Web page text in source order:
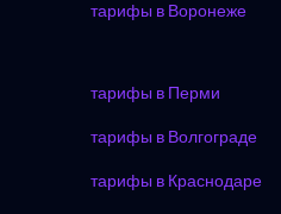
тарифы в Воронеже
тарифы в Перми
тарифы в Волгограде
тарифы в Краснодаре